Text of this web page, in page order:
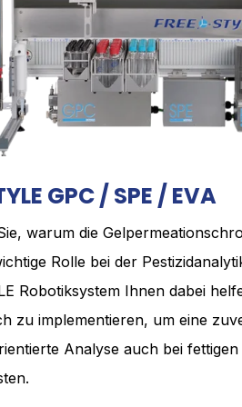
GPC / SPE / EVA
warum die
Rolle bei der
Robotiksystem Ihnen dabei
zu implementieren, um eine
Analyse auch bei